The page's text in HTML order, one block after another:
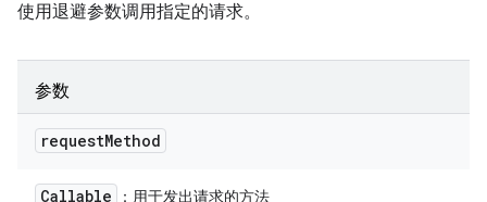
使用退避参数调用指定的请求。
参数
requestMethod
Callable ：用于发出请求的方法